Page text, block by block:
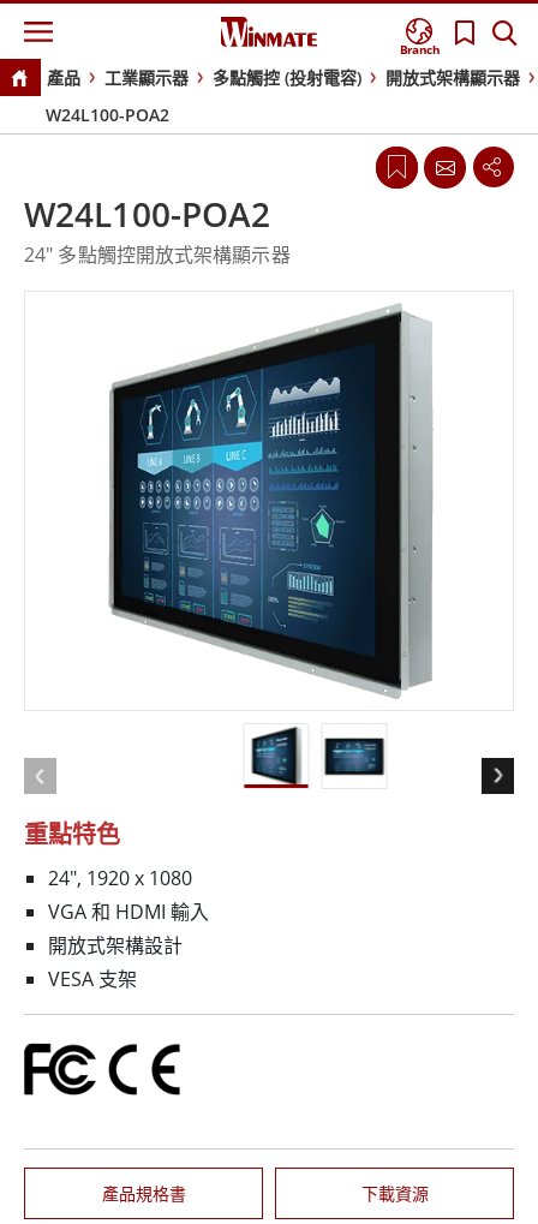
Branch
產品 工業顯示器 多點觸控 (投射電容)
開放式架構顯示器
W24L100-POA2
重點特色
24", 1920 x 1080
VGA 和 HDMI 輸入
開放式架構設計
VESA 支架
產品規格書 下載資源
W24L100-POA2
24" 多點觸控開放式架構顯示器